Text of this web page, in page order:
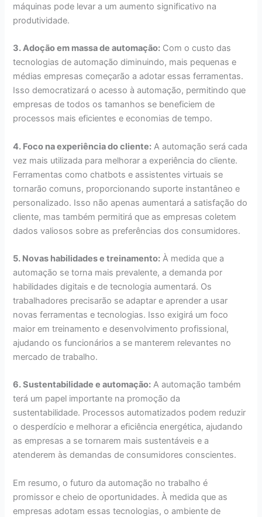
máquinas pode levar a um aumento significativo na
produtividade.
3. Adoção em massa de automação: Com o custo das
tecnologias de automação diminuindo, mais pequenas e
médias empresas começarão a adotar essas ferramentas.
Isso democratizará o acesso à automação, permitindo que
empresas de todos os tamanhos se beneficiem de
processos mais eficientes e economias de tempo.
4. Foco na experiência do cliente: A automação será cada
vez mais utilizada para melhorar a experiência do cliente.
Ferramentas como chatbots e assistentes virtuais se
tornarão comuns, proporcionando suporte instantâneo e
personalizado. Isso não apenas aumentará a satisfação do
cliente, mas também permitirá que as empresas coletem
dados valiosos sobre as preferências dos consumidores.
5. Novas habilidades e treinamento: À medida que a
automação se torna mais prevalente, a demanda por
habilidades digitais e de tecnologia aumentará. Os
trabalhadores precisarão se adaptar e aprender a usar
novas ferramentas e tecnologias. Isso exigirá um foco
maior em treinamento e desenvolvimento profissional,
ajudando os funcionários a se manterem relevantes no
mercado de trabalho.
6. Sustentabilidade e automação: A automação também
terá um papel importante na promoção da
sustentabilidade. Processos automatizados podem reduzir
o desperdício e melhorar a eficiência energética, ajudando
as empresas a se tornarem mais sustentáveis e a
atenderem às demandas de consumidores conscientes.
Em resumo, o futuro da automação no trabalho é
promissor e cheio de oportunidades. À medida que as
empresas adotam essas tecnologias, o ambiente de